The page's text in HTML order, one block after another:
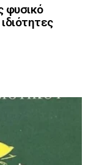
φυσικό